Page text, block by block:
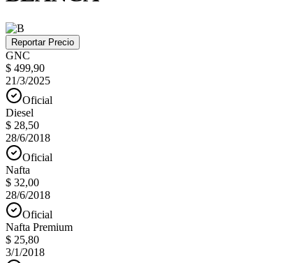
Reportar Precio
GNC
$ 499,90
21/3/2025
Oficial
Diesel
$ 28,50
28/6/2018
Oficial
Nafta
$ 32,00
28/6/2018
Oficial
Nafta Premium
$ 25,80
3/1/2018